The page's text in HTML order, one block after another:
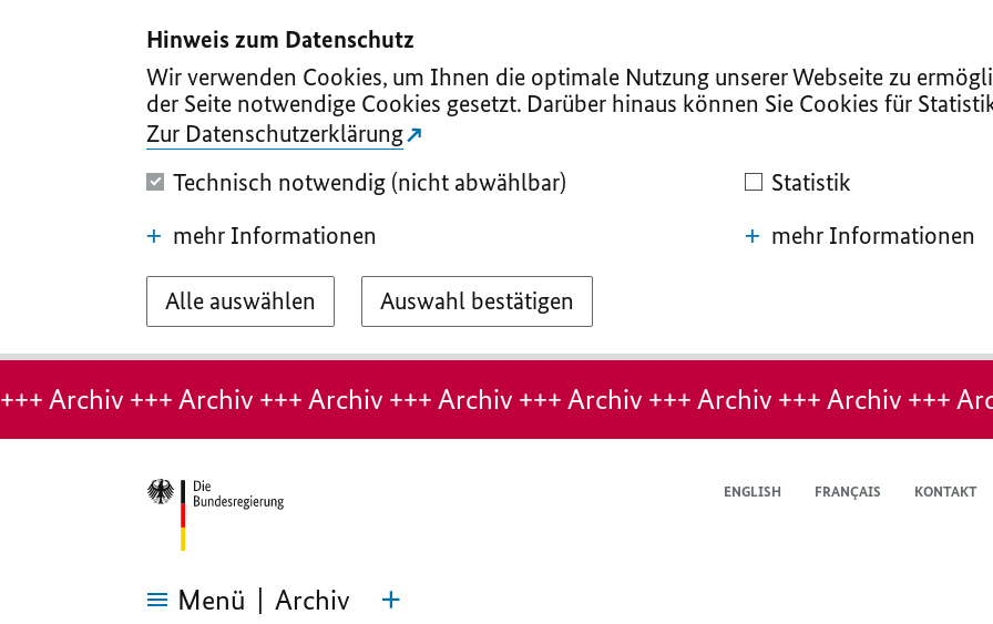
Hinweis zum Datenschutz
Wir verwenden Cookies, um Ihnen die optimale Nutzung unserer Webseite zu
der Seite notwendige Cookies gesetzt. Darüber hinaus können Sie Cookies für
Zur Datenschutzerklärung
Technisch notwendig (nicht abwählbar)
mehr Informationen
Statistik
mehr Informationen
Alle auswählen Auswahl bestätigen
Hinweis:
Seite
+++ Archiv +++ Archiv +++ Archiv +++ Archiv +++ Archiv +++ Archiv +++ Archiv +++
ENGLISH FRANÇAIS KONTAKT
Menü Archiv